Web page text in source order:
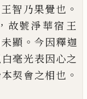
智 乃果覺也 。
， 故號淨華宿 王
顯 。 今因釋迦
毫光表因心之
契會之相也 。